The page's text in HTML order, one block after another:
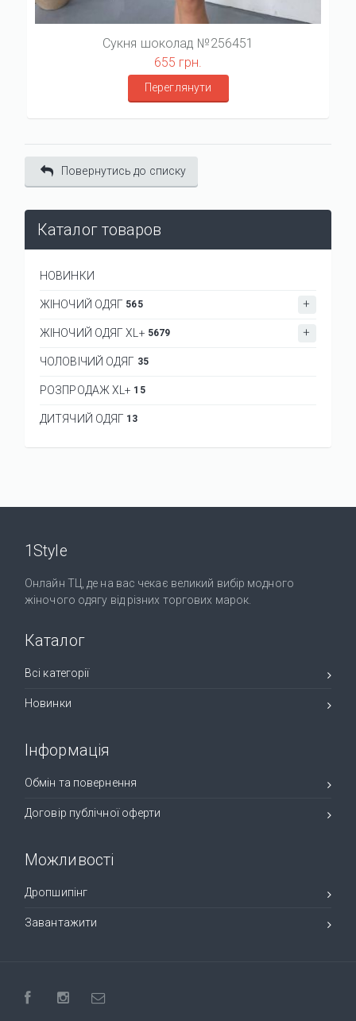
Сукня шоколад №256451
655 грн.
Переглянути
Повернутись до списку
Каталог товаров
НОВИНКИ
ЖІНОЧИЙ ОДЯГ 565
ЖІНОЧИЙ ОДЯГ XL+ 5679
ЧОЛОВІЧИЙ ОДЯГ 35
РОЗПРОДАЖ XL+ 15
ДИТЯЧИЙ ОДЯГ 13
1Style
Онлайн ТЦ, де на вас чекає великий вибір модного
жіночого одягу від різних торгових марок.
Каталог
Всі категорії
Новинки
Інформація
Обмін та повернення
Договір публічної оферти
Можливості
Дропшипінг
Завантажити